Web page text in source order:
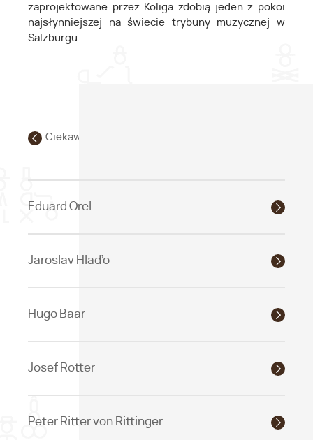
zaprojektowane przez Koliga zdobią jeden z pokoi
najsłynniejszej na świecie trybuny muzycznej w
Salzburgu.
Ciekawi ludzie
Eduard Orel
Jaroslav Hlaďo
Hugo Baar
Josef Rotter
Peter Ritter von Rittinger